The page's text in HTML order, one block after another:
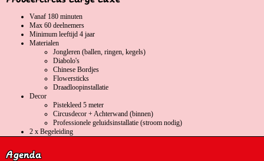
Vanaf 180 minuten
Max 60 deelnemers
Minimum leeftijd 4 jaar
Materialen
Jongleren (ballen, ringen, kegels)
Diabolo's
Chinese Bordjes
Flowersticks
Draadloopinstallatie
Decor
Pistekleed 5 meter
Circusdecor + Achterwand (binnen)
Professionele geluidsinstallatie (stroom nodig)
2 x Begeleiding
Agenda